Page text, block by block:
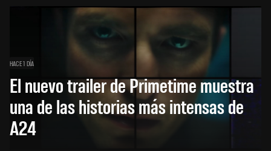
HACE 1 DÍA
El nuevo trailer de Primetime muestra
una de las historias más intensas de
A24